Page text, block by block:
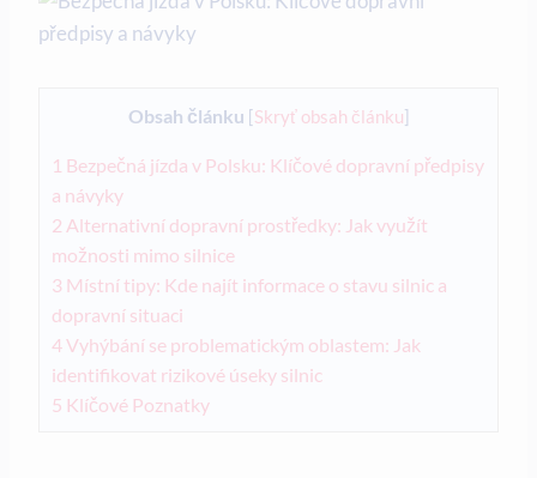
Obsah článku [Skryť obsah článku]
1 Bezpečná jízda ‌v⁣ Polsku: Klíčové dopravní předpisy⁣
a​ návyky
2 Alternativní⁣ dopravní prostředky:⁤ Jak využít
možnosti mimo silnice
3 Místní tipy: Kde najít informace o stavu silnic a
dopravní⁣ situaci
4Vyhýbání se problematickým oblastem:⁣ Jak
identifikovat rizikové⁢ úseky silnic
5 Klíčové Poznatky